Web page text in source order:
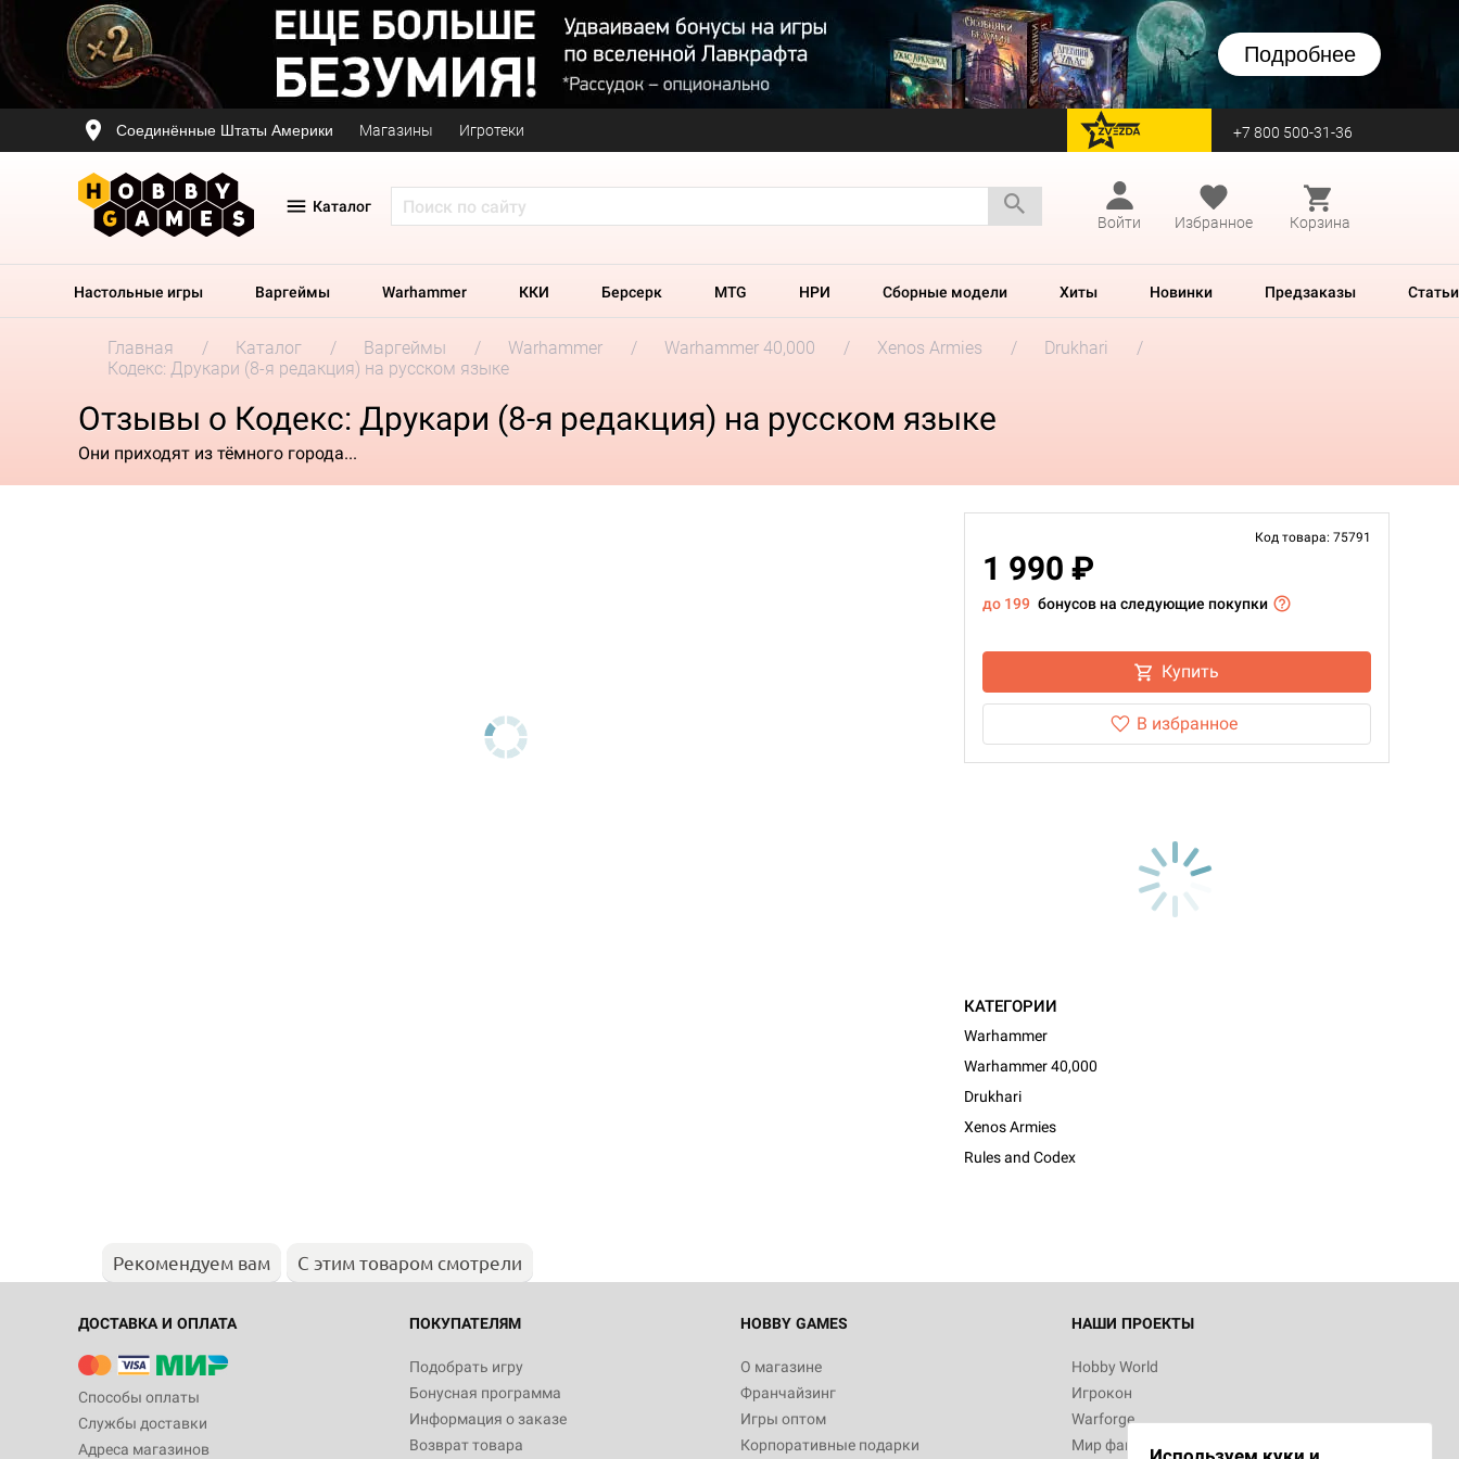
Подробнее
Соединённые Штаты Америки Магазины Игротеки перейти на Zvezda +7 800 500-31-36
Каталог
Войти
Избранное Корзина
Настольные игры Варгеймы Warhammer ККИ Берсерк MTG НРИ Сборные модели Хиты Новинки Предзаказы Статьи
Главная Каталог Варгеймы Warhammer Warhammer 40,000 Xenos Armies
Drukhari
Кодекс: Друкари (8-я редакция) на русском языке
Отзывы о Кодекс: Друкари (8-я редакция) на русском языке
Они приходят из тёмного города...
Код товара: 75791
1 990 ₽
до 199 бонусов на следующие покупки
Купить
В избранное
КАТЕГОРИИ
Warhammer
Warhammer 40,000
Drukhari
Xenos Armies
Rules and Codex
Рекомендуем вам С этим товаром смотрели
ДОСТАВКА И ОПЛАТА
Способы оплаты
Службы доставки
Адреса магазинов
ПОКУПАТЕЛЯМ
Подобрать игру
Бонусная программа
Информация о заказе
Возврат товара
HOBBY GAMES
О магазине
Франчайзинг
Игры оптом
Корпоративные подарки
НАШИ ПРОЕКТЫ
Hobby World
Игрокон
Warforge
Мир фантастики